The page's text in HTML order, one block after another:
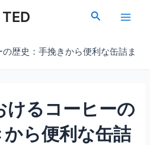
検
Main
歴史：手挽きから便利な缶詰ま
けるコーヒーの
ら便利な缶詰